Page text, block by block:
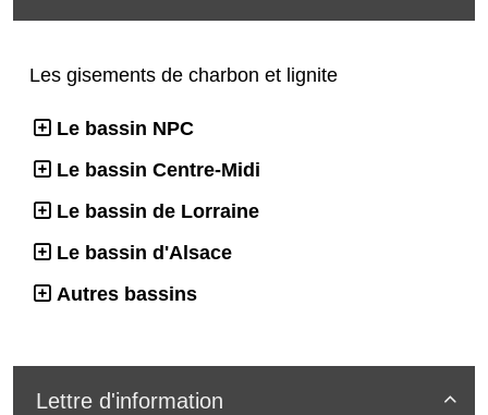
Les gisements de charbon et lignite
Le bassin NPC
Le bassin Centre-Midi
Le bassin de Lorraine
Le bassin d'Alsace
Autres bassins

Lettre d'information